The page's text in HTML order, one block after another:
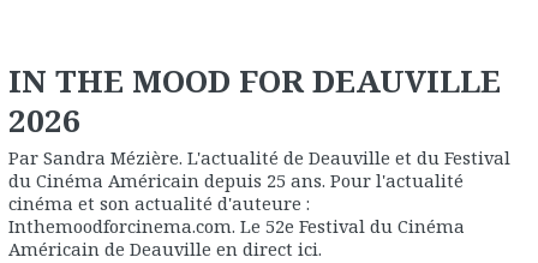
IN THE MOOD FOR DEAUVILLE
2026
Par Sandra Mézière. L'actualité de Deauville et du Festival
du Cinéma Américain depuis 25 ans. Pour l'actualité
cinéma et son actualité d'auteure :
Inthemoodforcinema.com. Le 52e Festival du Cinéma
Américain de Deauville en direct ici.